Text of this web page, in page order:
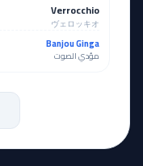
Verrocchio
ヴェロッキオ
Banjou Ginga
مؤدي الصوت